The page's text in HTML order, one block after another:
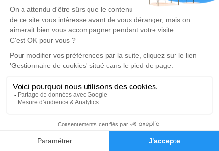
Faire-part Hommages
Un service de plantation d’arbre hommage estdisponible
vendredi 02 février 2024 à 10h30
Eglise de Champigne de Les Hauts-d'Anjou
49330 Les Hauts-d'Anjou
Je rends hommage